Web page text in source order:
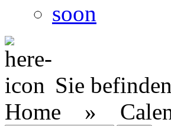
soon
Sie
Home »